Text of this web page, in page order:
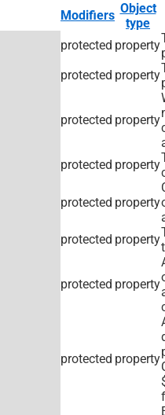
Modifiers Object
type
protected property
protected property
protected property
protected property
protected property
protected property
protected property
protected property